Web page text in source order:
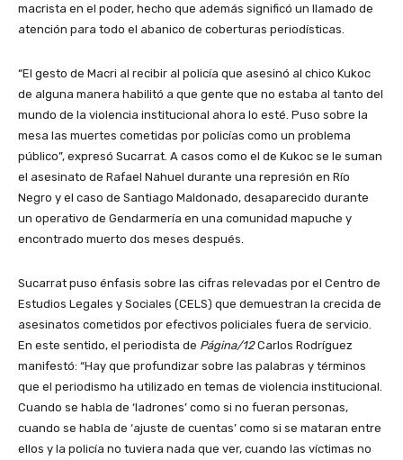
macrista en el poder, hecho que además significó un llamado de
atención para todo el abanico de coberturas periodísticas.
“El gesto de Macri al recibir al policía que asesinó al chico Kukoc
de alguna manera habilitó a que gente que no estaba al tanto del
mundo de la violencia institucional ahora lo esté. Puso sobre la
mesa las muertes cometidas por policías como un problema
público”, expresó Sucarrat. A casos como el de Kukoc se le suman
el asesinato de Rafael Nahuel durante una represión en Río
Negro y el caso de Santiago Maldonado, desaparecido durante
un operativo de Gendarmería en una comunidad mapuche y
encontrado muerto dos meses después.
Sucarrat puso énfasis sobre las cifras relevadas por el Centro de
Estudios Legales y Sociales (CELS) que demuestran la crecida de
asesinatos cometidos por efectivos policiales fuera de servicio.
En este sentido, el periodista de Página/12Carlos Rodríguez
manifestó: “Hay que profundizar sobre las palabras y términos
que el periodismo ha utilizado en temas de violencia institucional.
Cuando se habla de ‘ladrones’ como si no fueran personas,
cuando se habla de ‘ajuste de cuentas’ como si se mataran entre
ellos y la policía no tuviera nada que ver, cuando las víctimas no